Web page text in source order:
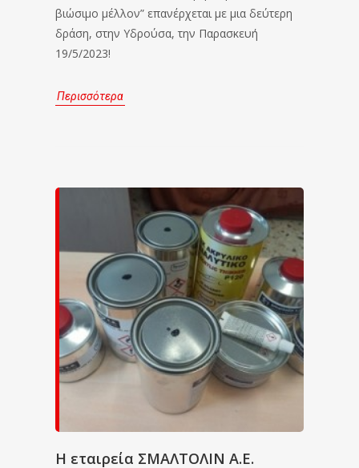
βιώσιμο μέλλον” επανέρχεται με μια δεύτερη
δράση, στην Υδρούσα, την Παρασκευή
19/5/2023!
Περισσότερα
Η εταιρεία ΣΜΑΛΤΟΛΙΝ Α.Ε.